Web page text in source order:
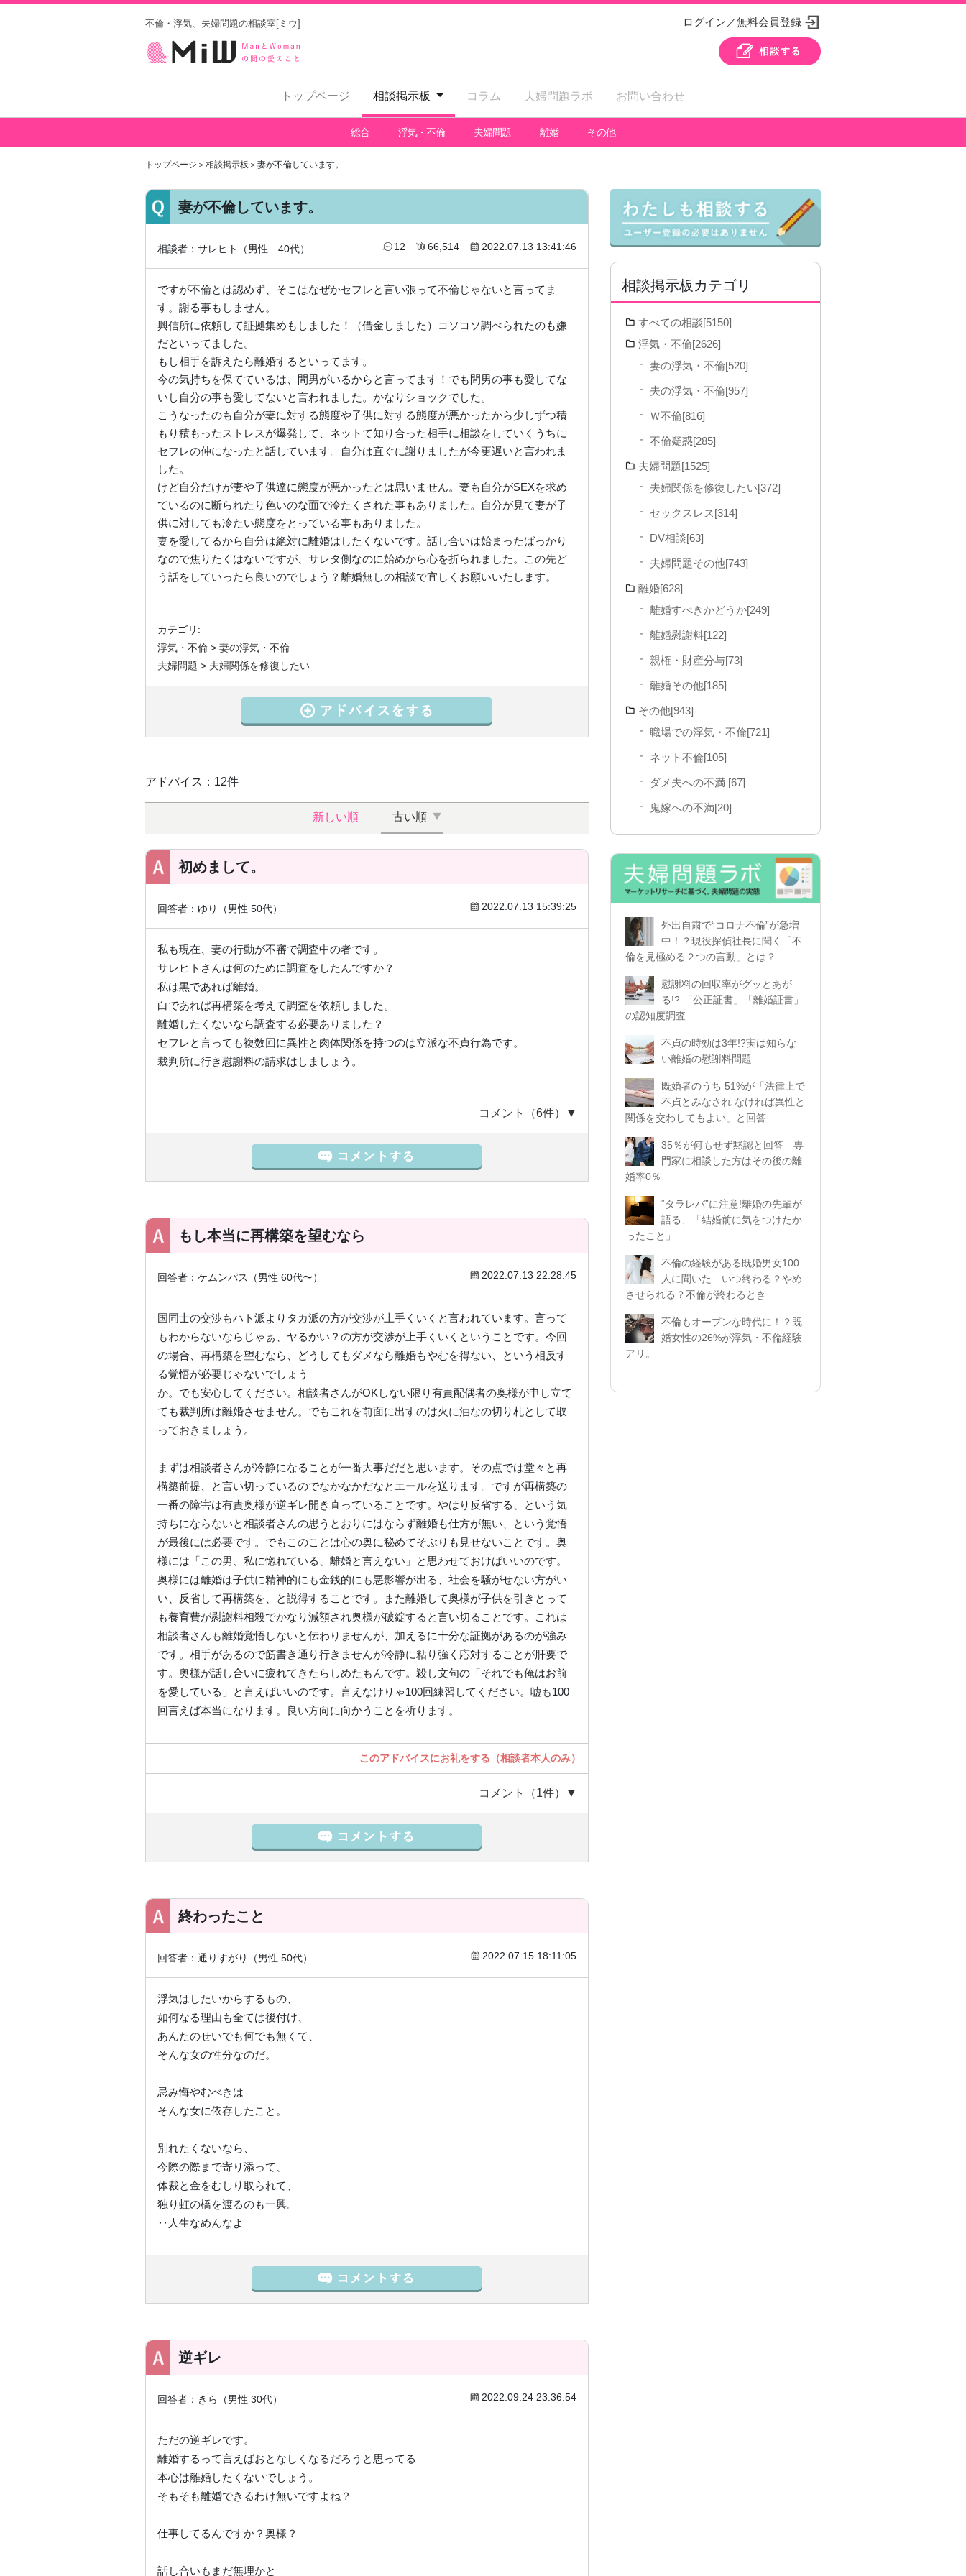
不倫・浮気、夫婦問題の相談室[ミウ] ログイン／無料会員登録
トップページ 相談掲示板 コラム 夫婦問題ラボ お問い合わせ
総合 浮気・不倫 夫婦問題 離婚 その他
トップページ ＞ 相談掲示板 ＞妻が不倫しています。
妻が不倫しています。
相談者：サレヒト（男性 40代） 12 66,514 2022.07.13 13:41:46
ですが不倫とは認めず、そこはなぜかセフレと言い張って不倫じゃないと言ってま
す。謝る事もしません。
興信所に依頼して証拠集めもしました！（借金しました）コソコソ調べられたのも嫌
だといってました。
もし相手を訴えたら離婚するといってます。
今の気持ちを保てているは、間男がいるからと言ってます！でも間男の事も愛してな
いし自分の事も愛してないと言われました。かなりショックでした。
こうなったのも自分が妻に対する態度や子供に対する態度が悪かったから少しずつ積
もり積もったストレスが爆発して、ネットて知り合った相手に相談をしていくうちに
セフレの仲になったと話しています。自分は直ぐに謝りましたが今更遅いと言われま
した。
けど自分だけが妻や子供達に態度が悪かったとは思いません。妻も自分がSEXを求め
ているのに断られたり色いのな面で冷たくされた事もありました。自分が見て妻が子
供に対しても冷たい態度をとっている事もありました。
妻を愛してるから自分は絶対に離婚はしたくないです。話し合いは始まったばっかり
なので焦りたくはないですが、サレタ側なのに始めから心を折られました。この先ど
う話をしていったら良いのでしょう？離婚無しの相談で宜しくお願いいたします。
カテゴリ:
浮気・不倫 > 妻の浮気・不倫
夫婦問題 > 夫婦関係を修復したい
アドバイス：12件
新しい順 古い順
初めまして。
回答者：ゆり（男性 50代） 2022.07.13 15:39:25
私も現在、妻の行動が不審で調査中の者です。
サレヒトさんは何のために調査をしたんですか？
私は黒であれば離婚。
白であれば再構築を考えて調査を依頼しました。
離婚したくないなら調査する必要ありました？
セフレと言っても複数回に異性と肉体関係を持つのは立派な不貞行為です。
裁判所に行き慰謝料の請求はしましょう。
コメント（6件）▼
もし本当に再構築を望むなら
回答者：ケムンパス（男性 60代〜） 2022.07.13 22:28:45
国同士の交渉もハト派よりタカ派の方が交渉が上手くいくと言われています。言って
もわからないならじゃぁ、ヤるかい？の方が交渉が上手くいくということです。今回
の場合、再構築を望むなら、どうしてもダメなら離婚もやむを得ない、という相反す
る覚悟が必要じゃないでしょう
か。でも安心してください。相談者さんがOKしない限り有責配偶者の奥様が申し立て
ても裁判所は離婚させません。でもこれを前面に出すのは火に油なの切り札として取
っておきましょう。
まずは相談者さんが冷静になることが一番大事だだと思います。その点では堂々と再
構築前提、と言い切っているのでなかなかだなとエールを送ります。ですが再構築の
一番の障害は有責奥様が逆ギレ開き直っていることです。やはり反省する、という気
持ちにならないと相談者さんの思うとおりにはならず離婚も仕方が無い、という覚悟
が最後には必要です。でもこのことは心の奥に秘めてそぶりも見せないことです。奥
様には「この男、私に惚れている、離婚と言えない」と思わせておけばいいのです。
奥様には離婚は子供に精神的にも金銭的にも悪影響が出る、社会を騒がせない方がい
い、反省して再構築を、と説得することです。また離婚して奥様が子供を引きとって
も養育費が慰謝料相殺でかなり減額され奥様が破綻すると言い切ることです。これは
相談者さんも離婚覚悟しないと伝わりませんが、加えるに十分な証拠があるのが強み
です。相手があるので筋書き通り行きませんが冷静に粘り強く応対することが肝要で
す。奥様が話し合いに疲れてきたらしめたもんです。殺し文句の「それでも俺はお前
を愛している」と言えばいいのです。言えなけりゃ100回練習してください。嘘も100
回言えば本当になります。良い方向に向かうことを祈ります。
このアドバイスにお礼をする（相談者本人のみ）
コメント（1件）▼
終わったこと
回答者：通りすがり（男性 50代） 2022.07.15 18:11:05
浮気はしたいからするもの、
如何なる理由も全ては後付け、
あんたのせいでも何でも無くて、
そんな女の性分なのだ。
忌み悔やむべきは
そんな女に依存したこと。
別れたくないなら、
今際の際まで寄り添って、
体裁と金をむしり取られて、
独り虹の橋を渡るのも一興。
‥人生なめんなよ
逆ギレ
回答者：きら（男性 30代） 2022.09.24 23:36:54
ただの逆ギレです。
離婚するって言えばおとなしくなるだろうと思ってる
本心は離婚したくないでしょう。
そもそも離婚できるわけ無いですよね？
仕事してるんですか？奥様？
話し合いもまだ無理かと
相談掲示板カテゴリ
すべての相談[5150]
浮気・不倫[2626]
妻の浮気・不倫[520]
夫の浮気・不倫[957]
Ｗ不倫[816]
不倫疑惑[285]
夫婦問題[1525]
夫婦関係を修復したい[372]
セックスレス[314]
DV相談[63]
夫婦問題その他[743]
離婚[628]
離婚すべきかどうか[249]
離婚慰謝料[122]
親権・財産分与[73]
離婚その他[185]
その他[943]
職場での浮気・不倫[721]
ネット不倫[105]
ダメ夫への不満 [67]
鬼嫁への不満[20]
外出自粛で“コロナ不倫”が急増
中！？現役探偵社長に聞く「不
倫を見極める２つの言動」とは？
慰謝料の回収率がグッとあが
る!? 「公正証書」「離婚証書」
の認知度調査
不貞の時効は3年!?実は知らな
い離婚の慰謝料問題
既婚者のうち 51%が「法律上で
不貞とみなされ なければ異性と
関係を交わしてもよい」と回答
35％が何もせず黙認と回答 専
門家に相談した方はその後の離
婚率0％
“タラレバ”に注意!離婚の先輩が
語る、「結婚前に気をつけたか
ったこと」
不倫の経験がある既婚男女100
人に聞いた いつ終わる？やめ
させられる？不倫が終わるとき
不倫もオープンな時代に！？既
婚女性の26%が浮気・不倫経験
アリ。